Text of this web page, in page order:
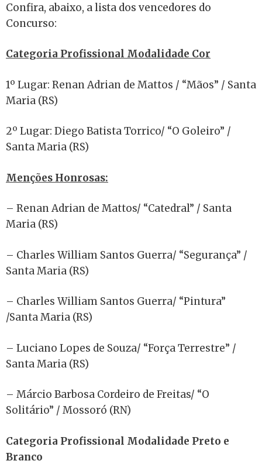
Confira, abaixo, a lista dos vencedores do
Concurso:
Categoria Profissional Modalidade Cor
1º Lugar: Renan Adrian de Mattos / “Mãos” / Santa
Maria (RS)
2º Lugar: Diego Batista Torrico/ “O Goleiro” /
Santa Maria (RS)
Menções Honrosas:
– Renan Adrian de Mattos/ “Catedral” / Santa
Maria (RS)
– Charles William Santos Guerra/ “Segurança” /
Santa Maria (RS)
– Charles William Santos Guerra/ “Pintura”
/Santa Maria (RS)
– Luciano Lopes de Souza/ “Força Terrestre” /
Santa Maria (RS)
– Márcio Barbosa Cordeiro de Freitas/ “O
Solitário” / Mossoró (RN)
Categoria Profissional Modalidade Preto e
Branco